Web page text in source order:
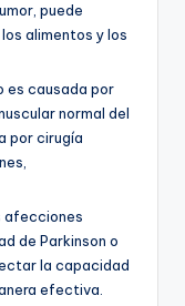
puede
alimentos y los
es causada por
normal del
por cirugía
afecciones
de Parkinson o
la capacidad
efectiva.